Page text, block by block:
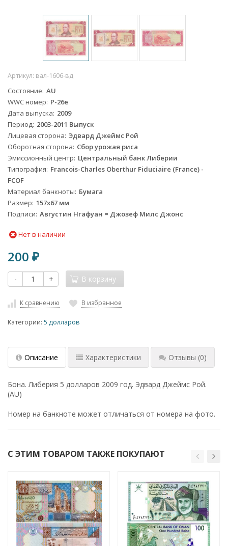
Артикул: вал-1606-вд
Состояние AU
WWC номер P-26e
Дата выпуска 2009
Период 2003-2011 Выпуск
Лицевая сторона Эдвард Джеймс Рой
Оборотная сторона Сбор урожая риса
Эмиссионный центр Центральный банк Либерии
Типография Francois-Charles Oberthur Fiduciaire (France) -
FCOF
Материал банкноты Бумага
Размер 157х67 мм
Подписи Августин Нгафуан = Джозеф Милс Джонс
Нет в наличии
200 ₽
- + В корзину
К сравнению В избранное
Категории: 5 долларов
Описание Характеристики Отзывы (0)
Бона. Либерия 5 долларов 2009 год. Эдвард Джеймс Рой.
(AU)
Номер на банкноте может отличаться от номера на фото.
С ЭТИМ ТОВАРОМ ТАКЖЕ ПОКУПАЮТ